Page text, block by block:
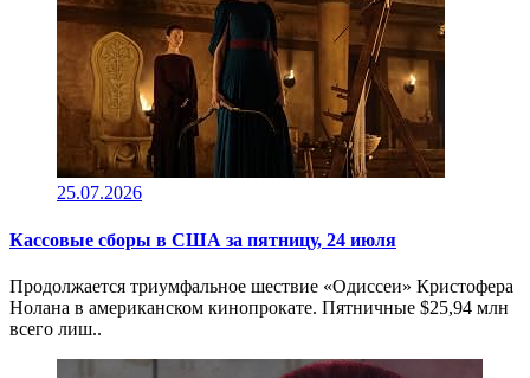
25.07.2026
Кассовые сборы в CША за пятницу, 24 июля
Продолжается триумфальное шествие «Одиссеи» Кристофера
Нолана в американском кинопрокате. Пятничные $25,94 млн
всего лиш..